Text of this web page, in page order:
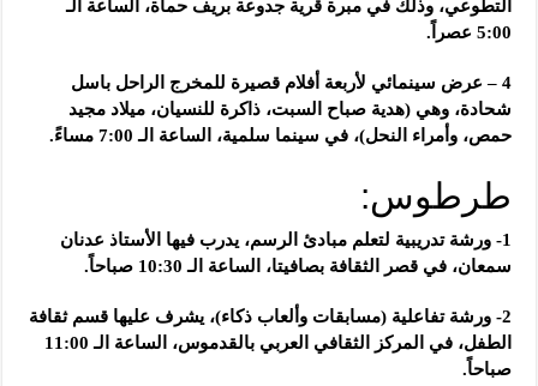
التطوعي، وذلك في مبرة قرية جدوعة بريف حماة، الساعة الـ
5:00 عصراً.
4 – عرض سينمائي لأربعة أفلام قصيرة للمخرج الراحل باسل
شحادة، وهي (هدية صباح السبت، ذاكرة للنسيان، ميلاد مجيد
حمص، وأمراء النحل)، في سينما سلمية، الساعة الـ 7:00 مساءً.
طرطوس:
1- ورشة تدريبية لتعلم مبادئ الرسم، يدرب فيها الأستاذ عدنان
سمعان، في قصر الثقافة بصافيتا، الساعة الـ 10:30 صباحاً.
2- ورشة تفاعلية (مسابقات وألعاب ذكاء)، يشرف عليها قسم ثقافة
الطفل، في المركز الثقافي العربي بالقدموس، الساعة الـ 11:00
صباحاً.